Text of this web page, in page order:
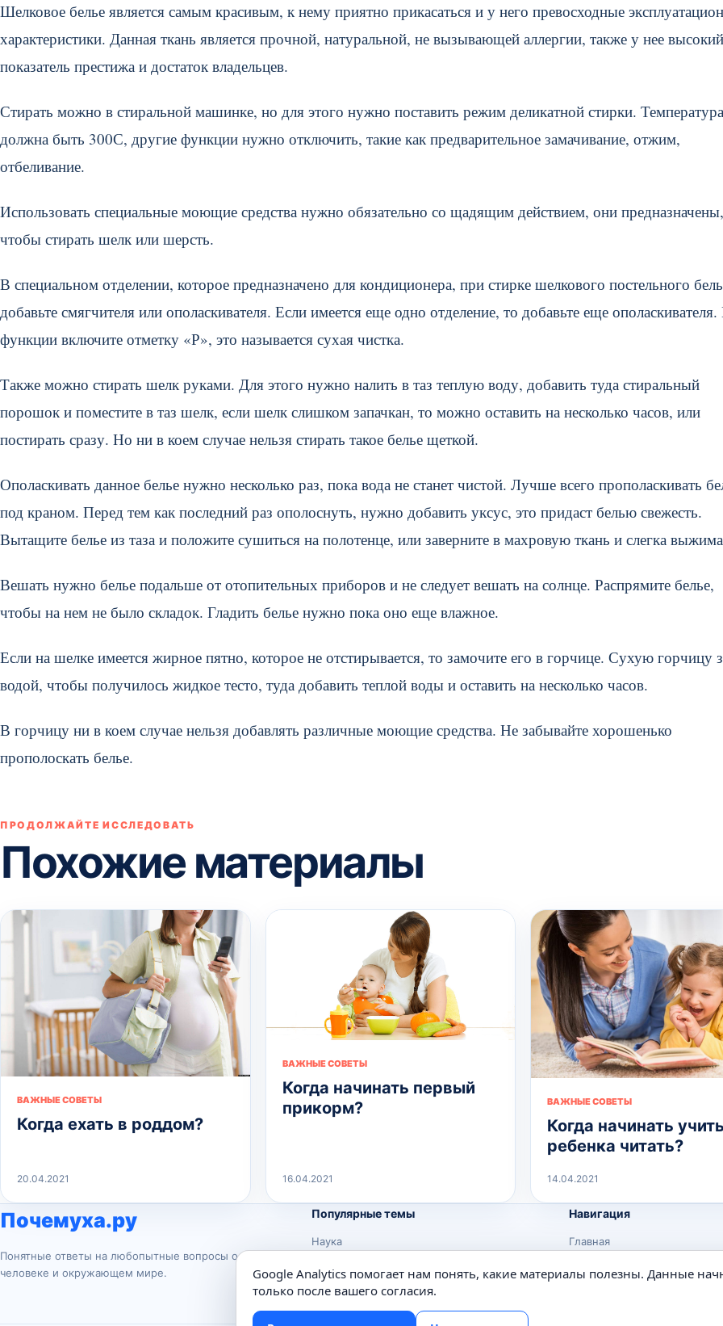
Шелковое белье является самым красивым, к нему приятно прикасаться и у него превосходные
характеристики. Данная ткань является прочной, натуральной, не вызывающей аллергии, также у нее высокий
показатель престижа и достаток владельцев.
Стирать можно в стиральной машинке, но для этого нужно поставить режим деликатной стирки. Температура
должна быть 300С, другие функции нужно отключить, такие как предварительное замачивание, отжим,
отбеливание.
Использовать специальные моющие средства нужно обязательно со щадящим действием, они предназначены,
чтобы стирать шелк или шерсть.
В специальном отделении, которое предназначено для кондиционера, при стирке шелкового постельного
добавьте смягчителя или ополаскивателя. Если имеется еще одно отделение, то добавьте еще
функции включите отметку «Р», это называется сухая чистка.
Также можно стирать шелк руками. Для этого нужно налить в таз теплую воду, добавить туда стиральный
порошок и поместите в таз шелк, если шелк слишком запачкан, то можно оставить на несколько часов, или
постирать сразу. Но ни в коем случае нельзя стирать такое белье щеткой.
Ополаскивать данное белье нужно несколько раз, пока вода не станет чистой. Лучше всего прополаскивать
под краном. Перед тем как последний раз ополоснуть, нужно добавить уксус, это придаст белью свежесть.
Вытащите белье из таза и положите сушиться на полотенце, или заверните в махровую ткань и слегка
Вешать нужно белье подальше от отопительных приборов и не следует вешать на солнце. Распрямите белье,
чтобы на нем не было складок. Гладить белье нужно пока оно еще влажное.
Если на шелке имеется жирное пятно, которое не отстирывается, то замочите его в горчице. Сухую горчицу
водой, чтобы получилось жидкое тесто, туда добавить теплой воды и оставить на несколько часов.
В горчицу ни в коем случае нельзя добавлять различные моющие средства. Не забывайте хорошенько
прополоскать белье.
ПРОДОЛЖАЙТЕ ИССЛЕДОВАТЬ
Похожие материалы
ВАЖНЫЕ СОВЕТЫ
Когда ехать в роддом?
20.04.2021
ВАЖНЫЕ СОВЕТЫ
Когда начинать первый
прикорм?
16.04.2021
ВАЖНЫЕ СОВЕТЫ
Когда начинать учить
ребенка читать?
14.04.2021
Почемуха.ру
Понятные ответы на любопытные вопросы о
человеке и окружающем мире.
Популярные темы
Наука
Животные
Техника
Навигация
Главная
Google Analytics помогает нам понять, какие материалы полезны. Данные
только после вашего согласия.